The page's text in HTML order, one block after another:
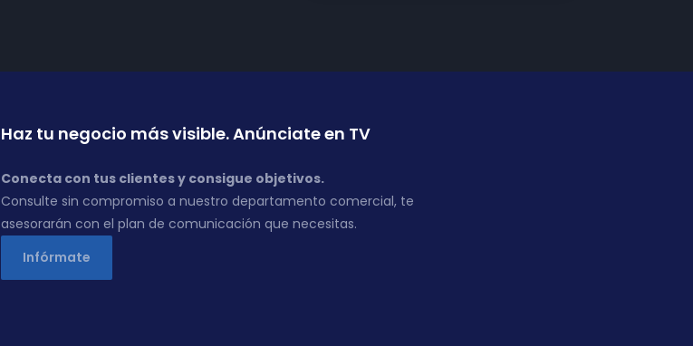
Haz tu negocio más visible. Anúnciate en TV
Conecta con tus clientes y consigue objetivos.
Consulte sin compromiso a nuestro departamento comercial, te
asesorarán con el plan de comunicación que necesitas.
Infórmate